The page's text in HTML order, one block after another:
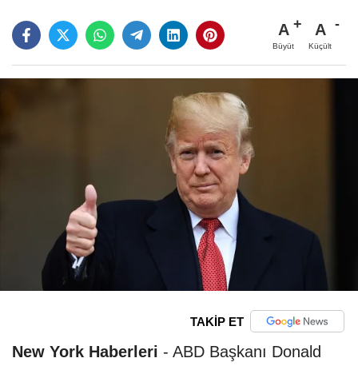
A
Büyüt
A
Küçült
TAKİP ET
New York Haberleri - ABD Başkanı Donald